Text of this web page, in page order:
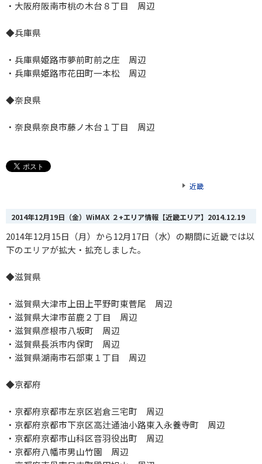
・大阪府阪南市桃の木台８丁目 周辺
◆兵庫県
・兵庫県姫路市夢前町前之庄 周辺
・兵庫県姫路市花田町一本松 周辺
◆奈良県
・奈良県奈良市藤ノ木台１丁目 周辺
近畿
2014年12月19日（金）WiMAX ２+エリア情報【近畿エリア】 2014.12.19
2014年12月15日（月）から12月17日（水）の期間に近畿では以
下のエリアが拡大・拡充しました。
◆滋賀県
・滋賀県大津市上田上平野町東菅尾 周辺
・滋賀県大津市苗鹿２丁目 周辺
・滋賀県彦根市八坂町 周辺
・滋賀県長浜市内保町 周辺
・滋賀県湖南市石部東１丁目 周辺
◆京都府
・京都府京都市左京区岩倉三宅町 周辺
・京都府京都市下京区高辻通油小路東入永養寺町 周辺
・京都府京都市山科区音羽役出町 周辺
・京都府八幡市男山竹園 周辺